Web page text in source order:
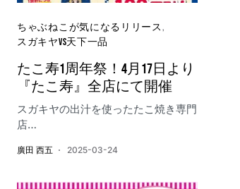
ちゃぶねこが気になるリリース
スガキヤvs天下一品
たこ寿1周年祭！4月17日より
『たこ寿』全店にて開催
スガキヤの出汁を使ったたこ焼き専門
店…
廣田 西五 2025-03-24